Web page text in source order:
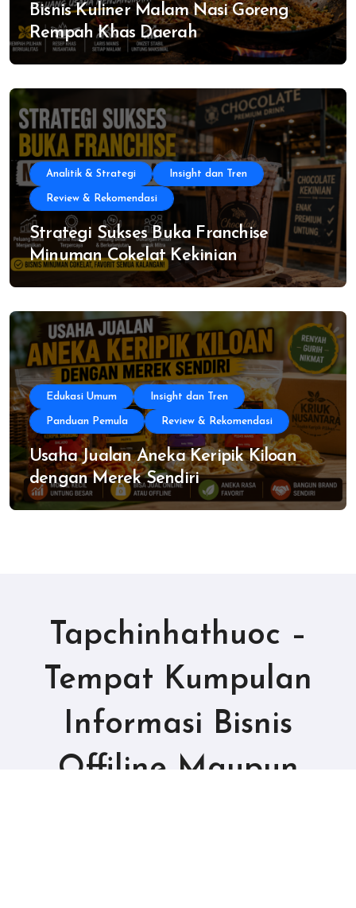
Bisnis Kuliner Malam Nasi Goreng
Rempah Khas Daerah
Analitik & Strategi Insight dan Tren
Review & Rekomendasi
Strategi Sukses Buka Franchise
Minuman Cokelat Kekinian
Edukasi Umum Insight dan Tren
Panduan Pemula Review & Rekomendasi
Usaha Jualan Aneka Keripik Kiloan
dengan Merek Sendiri
Tapchinhathuoc –
Tempat Kumpulan
Informasi Bisnis
Offiline Maupun